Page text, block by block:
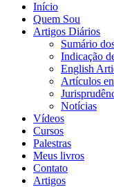
Início
Quem Sou
Artigos Diários
Sumário
Indicação
English
Artículos
Notícias
Vídeos
Cursos
Palestras
Meus livros
Contato
Artigos